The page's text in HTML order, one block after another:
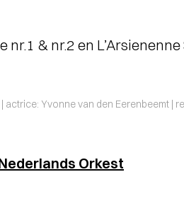
nr.1 & nr.2 en
actrice: Yvonne van den Eerenbeemt |
Orkest